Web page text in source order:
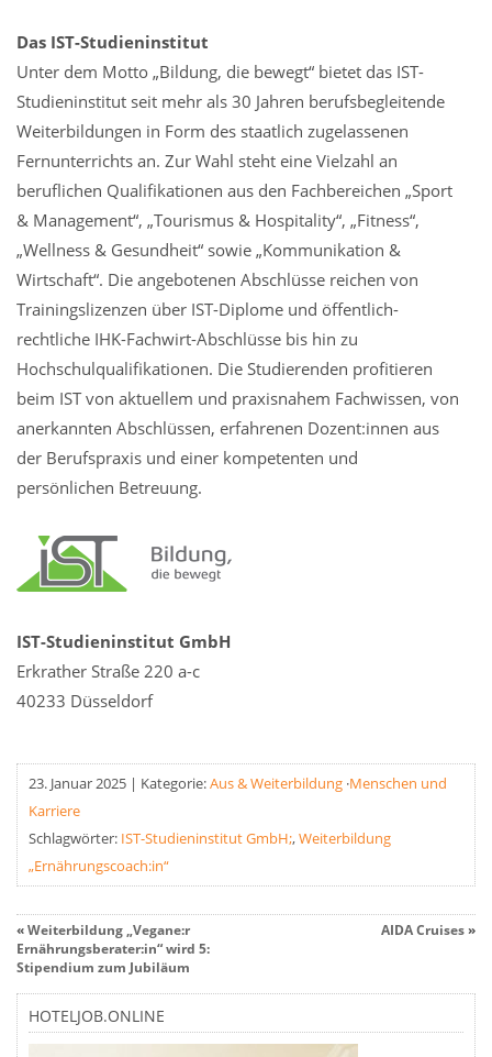
Das IST-Studieninstitut
Unter dem Motto „Bildung, die bewegt“ bietet das IST-
Studieninstitut seit mehr als 30 Jahren berufsbegleitende
Weiterbildungen in Form des staatlich zugelassenen
Fernunterrichts an. Zur Wahl steht eine Vielzahl an
beruflichen Qualifikationen aus den Fachbereichen „Sport
& Management“, „Tourismus & Hospitality“, „Fitness“,
„Wellness & Gesundheit“ sowie „Kommunikation &
Wirtschaft“. Die angebotenen Abschlüsse reichen von
Trainingslizenzen über IST-Diplome und öffentlich-
rechtliche IHK-Fachwirt-Abschlüsse bis hin zu
Hochschulqualifikationen. Die Studierenden profitieren
beim IST von aktuellem und praxisnahem Fachwissen, von
anerkannten Abschlüssen, erfahrenen Dozent:innen aus
der Berufspraxis und einer kompetenten und
persönlichen Betreuung.
IST-Studieninstitut GmbH
Erkrather Straße 220 a-c
40233 Düsseldorf
23. Januar 2025 | Kategorie:Aus & Weiterbildung ·Menschen und
Karriere
Schlagwörter: IST-Studieninstitut GmbH;,Weiterbildung
„Ernährungscoach:in“
«Weiterbildung „Vegane:r
Ernährungsberater:in“ wird 5:
Stipendium zum Jubiläum
AIDA Cruises»
HOTELJOB.ONLINE